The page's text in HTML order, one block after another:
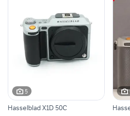
5
Hasselblad X1D 50C